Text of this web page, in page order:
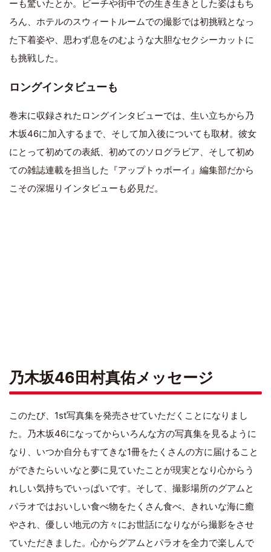
ーも驚いたとか。ビーチや街中での生き生きとした姿はもち
ろん、ホテルのスウィートルームでの撮影では初挑戦となっ
た下着姿や、思わず息をのむような大胆なセクシーカットに
も挑戦した。
ロングインタビューも
巻末に収録されたロングインタビューでは、生い立ちから乃
木坂46に加入するまで、そして加入後についても取材。彼女
にとって初めての表紙、初めてのソログラビア、そして初め
ての雑誌連載を担当した『アップトゥボーイ』編集部だから
こその深堀りインタビューも必見だ。
乃木坂46田村真佑メッセージ
このたび、1st写真集を発売させていただくことになりまし
た。乃木坂46になってからいろんな方の写真集を見るように
なり、いつか自分もすてきな1冊をたくさんの方に届けること
ができたらいいなと夢に見ていたことが現実となり心からう
れしい気持ちでいっぱいです。そして、撮影場所のグアムと
パラオではおいしい食べ物をたくさん食べ、きれいな海に癒
やされ、優しい地元の方々にお世話になりながら撮影をさせ
ていただきました。心からグアムとパラオを全力で楽しんで